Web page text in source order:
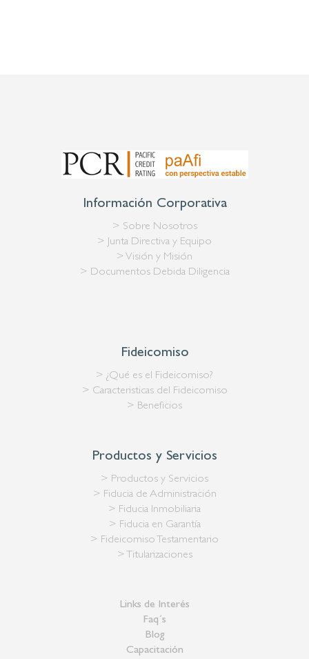
Información Corporativa
> Sobre Nosotros
> Junta Directiva y Equipo
> Visión y Misión
> Documentos Debida Diligencia
Fideicomiso
> ¿Qué es el Fideicomiso?
> Caracteristicas del Fideicomiso
> Beneficios
Productos y Servicios
> Productos y Servicios
> Fiducia de Administración
> Fiducia Inmobiliaria
> Fiducia en Garantía
> Fideicomiso Testamentario
> Titularizaciones
Links de Interés
Faq´s
Blog
Capacitación